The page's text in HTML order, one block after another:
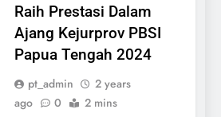
Raih Prestasi Dalam
Ajang Kejurprov PBSI
Papua Tengah 2024
pt_admin
2 years
ago
0 2 mins